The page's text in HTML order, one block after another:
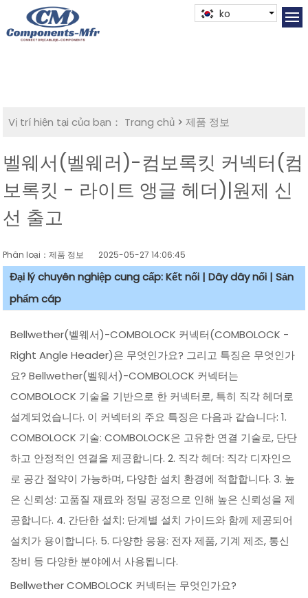
ko
Vị trí hiện tại của bạn： Trang chủ >제품 정보
벨웨서(벨웨러)-컴보록킷 커넥터(컴
보록킷 - 라이트 앵글 헤더)|원제 신
선 출고
Phân loại：제품 정보 2025-05-27 14:06:45
Đại lý chuyên nghiệp cung cấp: Kết nối | Dây dây nối | Sản
phẩm cáp
Bellwether(벨웨서)-COMBOLOCK 커넥터(COMBOLOCK -
Right Angle Header)은 무엇인가요? 그리고 특징은 무엇인가
요? Bellwether(벨웨서)-COMBOLOCK 커넥터는
COMBOLOCK 기술을 기반으로 한 커넥터로, 특히 직각 헤더로
설계되었습니다. 이 커넥터의 주요 특징은 다음과 같습니다: 1.
COMBOLOCK 기술: COMBOLOCK은 고유한 연결 기술로, 단단
하고 안정적인 연결을 제공합니다. 2. 직각 헤더: 직각 디자인으
로 공간 절약이 가능하며, 다양한 설치 환경에 적합합니다. 3. 높
은 신뢰성: 고품질 재료와 정밀 공정으로 인해 높은 신뢰성을 제
공합니다. 4. 간단한 설치: 단계별 설치 가이드와 함께 제공되어
설치가 용이합니다. 5. 다양한 응용: 전자 제품, 기계 제조, 통신
장비 등 다양한 분야에서 사용됩니다.
Bellwether COMBOLOCK 커넥터는 무엇인가요?